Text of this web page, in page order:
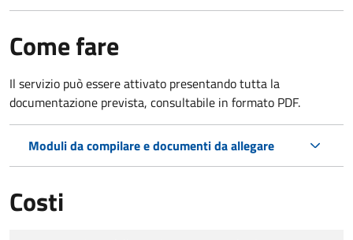
Come fare
Il servizio può essere attivato presentando tutta la
documentazione prevista, consultabile in formato PDF.
Moduli da compilare e documenti da allegare
Costi